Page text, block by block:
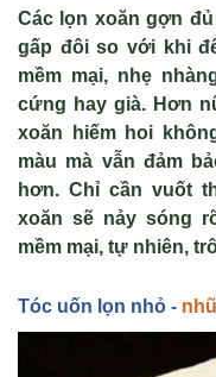
Các lọn xoăn gợn
gấp đôi so với khi
mềm mại, nhẹ nh
cứng hay già. Hơn n
xoăn hiếm hoi kh
màu mà vẫn đảm
hơn. Chỉ cần vuốt
xoăn sẽ nảy sóng
mềm mại, tự nhiên,
Tóc uốn lọn nhỏ -